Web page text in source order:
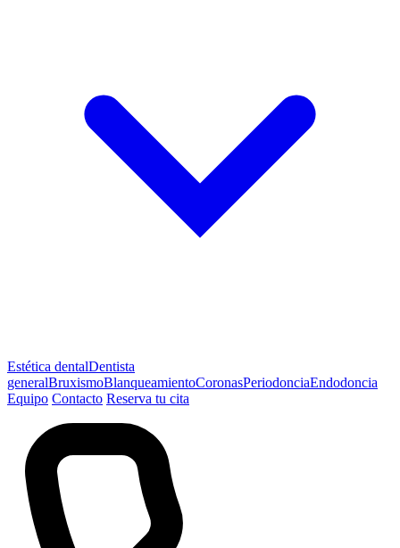
Estética dentalDentista
generalBruxismoBlanqueamientoCoronasPeriodonciaEndodoncia
Equipo Contacto Reserva tu cita